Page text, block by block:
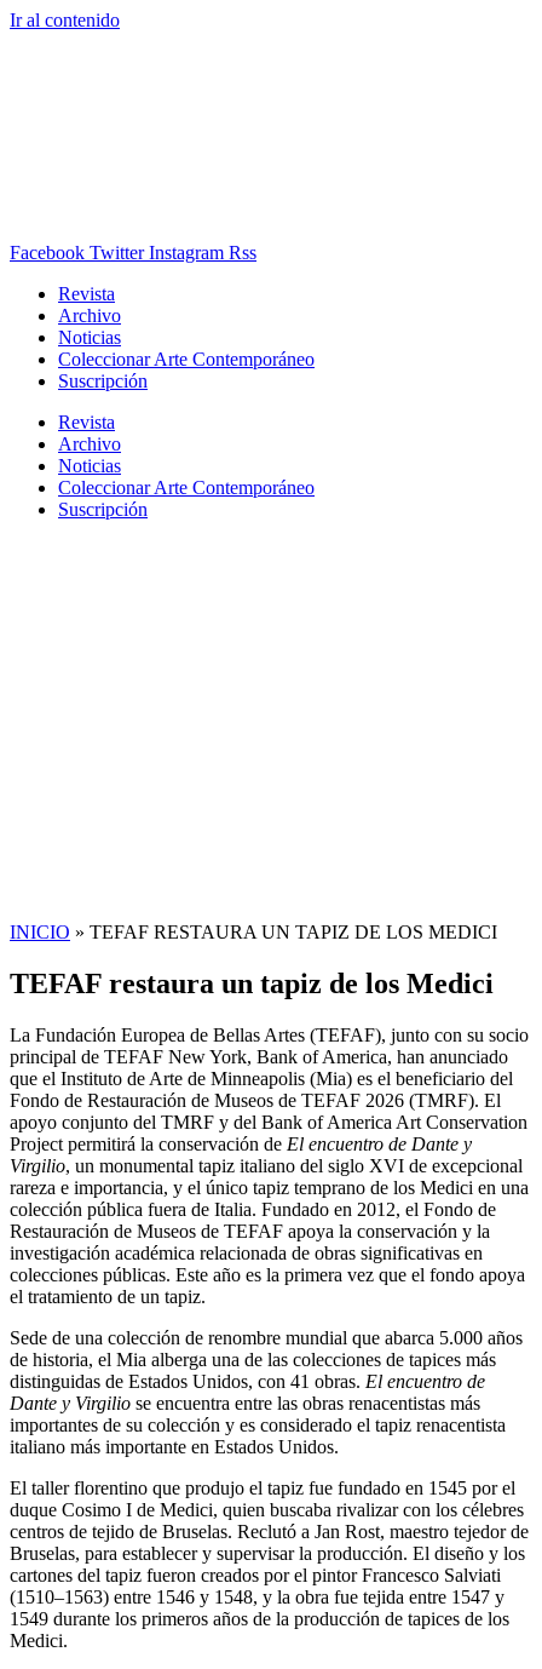
Ir al contenido
Facebook Twitter Instagram Rss
Revista
Archivo
Noticias
Coleccionar Arte Contemporáneo
Suscripción
Revista
Archivo
Noticias
Coleccionar Arte Contemporáneo
Suscripción
INICIO » TEFAF RESTAURA UN TAPIZ DE LOS MEDICI
TEFAF restaura un tapiz de los Medici
La Fundación Europea de Bellas Artes (TEFAF), junto con su socio
principal de TEFAF New York, Bank of America, han anunciado
que el Instituto de Arte de Minneapolis (Mia) es el beneficiario del
Fondo de Restauración de Museos de TEFAF 2026 (TMRF). El
apoyo conjunto del TMRF y del Bank of America Art Conservation
Project permitirá la conservación de El encuentro de Dante y
Virgilio, un monumental tapiz italiano del siglo XVI de excepcional
rareza e importancia, y el único tapiz temprano de los Medici en una
colección pública fuera de Italia. Fundado en 2012, el Fondo de
Restauración de Museos de TEFAF apoya la conservación y la
investigación académica relacionada de obras significativas en
colecciones públicas. Este año es la primera vez que el fondo apoya
el tratamiento de un tapiz.
Sede de una colección de renombre mundial que abarca 5.000 años
de historia, el Mia alberga una de las colecciones de tapices más
distinguidas de Estados Unidos, con 41 obras. El encuentro de
Dante y Virgilio se encuentra entre las obras renacentistas más
importantes de su colección y es considerado el tapiz renacentista
italiano más importante en Estados Unidos.
El taller florentino que produjo el tapiz fue fundado en 1545 por el
duque Cosimo I de Medici, quien buscaba rivalizar con los célebres
centros de tejido de Bruselas. Reclutó a Jan Rost, maestro tejedor de
Bruselas, para establecer y supervisar la producción. El diseño y los
cartones del tapiz fueron creados por el pintor Francesco Salviati
(1510–1563) entre 1546 y 1548, y la obra fue tejida entre 1547 y
1549 durante los primeros años de la producción de tapices de los
Medici.